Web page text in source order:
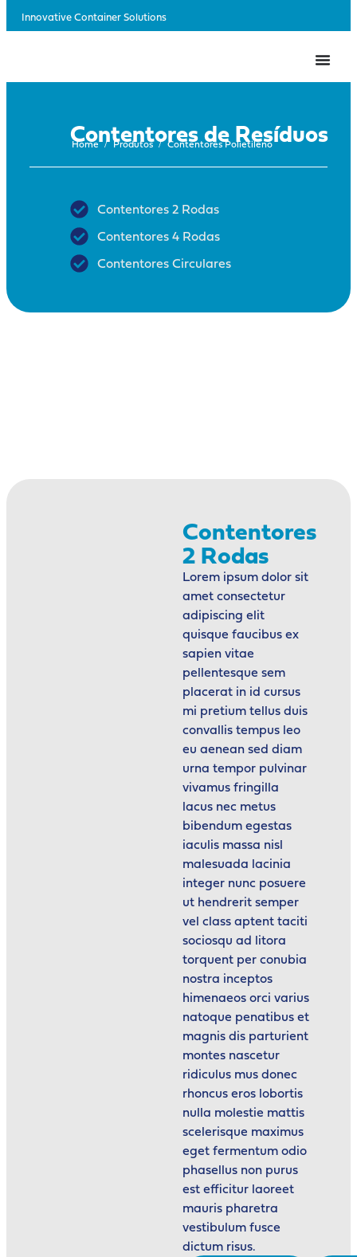
Innovative Container Solutions
Contentores de Resíduos
Home / Produtos / Contentores Polietileno
Contentores 2 Rodas
Contentores 4 Rodas
Contentores Circulares
Contentores
2 Rodas
Lorem ipsum dolor sit
amet consectetur
adipiscing elit
quisque faucibus ex
sapien vitae
pellentesque sem
placerat in id cursus
mi pretium tellus duis
convallis tempus leo
eu aenean sed diam
urna tempor pulvinar
vivamus fringilla
lacus nec metus
bibendum egestas
iaculis massa nisl
malesuada lacinia
integer nunc posuere
ut hendrerit semper
vel class aptent taciti
sociosqu ad litora
torquent per conubia
nostra inceptos
himenaeos orci varius
natoque penatibus et
magnis dis parturient
montes nascetur
ridiculus mus donec
rhoncus eros lobortis
nulla molestie mattis
scelerisque maximus
eget fermentum odio
phasellus non purus
est efficitur laoreet
mauris pharetra
vestibulum fusce
dictum risus.